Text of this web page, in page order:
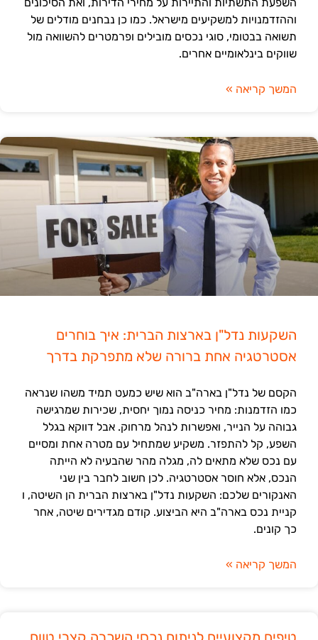
וההזדמנויות למשקיעים מישראל. כמו כן נבחנים מודלים של
תשואה בבטומי, סוגי נכסים מובילים ופרמטרים להשוואה מול
שווקים בינלאומיים אחרים.
המשך קריאה »
השקעות נדל"ן בארצות הברית: איך בוחרים
אסטרטגיה אחת ברורה שלא מתפרקת בדרך
הקסם של נדל"ן בארה"ב הוא שיש כמעט תמיד משהו שנראה
כמו הזדמנות: מחיר כניסה נמוך יחסית, שכירות שמרגישה
גבוהה על הנייר, ואפשרות לנהל מרחוק. אבל דווקא בגלל
השפע, קל להתפזר. משקיע שמתחיל עם מטרה אחת ומסיים
עם נכס שלא מתאים לה, מגלה מהר שהבעיה לא הייתה
הנכס, אלא חוסר אסטרטגיה. לכן חשוב לחבר בין שני
האנקורים שלכם: השקעות נדל"ן בארצות הברית הן השיטה, ו
קניית נכס בארה"ב היא הביצוע. קודם מגדירים שיטה, אחר
כך קונים.
המשך קריאה »